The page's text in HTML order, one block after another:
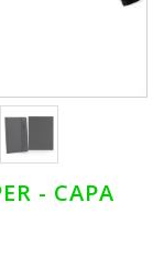
- CAPA